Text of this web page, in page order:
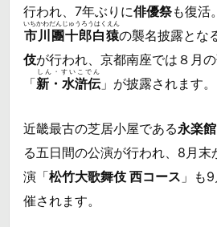
行われ、7年ぶりに俳優祭も復活。
市川團十郎白猿
いちかわだんじゅうろうはくえん
の襲名披露とな
伎が行われ、京都南座では８月
「新・水滸伝
しん・すいこでん
」が披露されます。
近畿最古の芝居小屋である永楽館
る五日間の公演が行われ、8月末
演「松竹大歌舞伎 西コース 」も
催されます。